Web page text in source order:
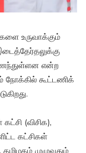
உருவாக்கும்
என்ற
நோக்கில் கூட்டணிக்
(விசிக),
கட்சிகள்